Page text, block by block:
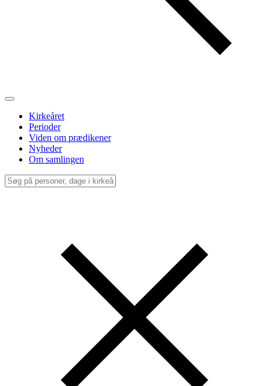
Kirkeåret
Perioder
Viden om prædikener
Nyheder
Om samlingen